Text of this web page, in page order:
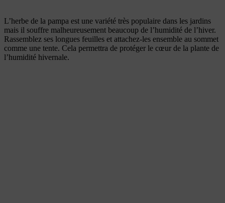
L’herbe de la pampa est une variété très populaire dans les jardins
mais il souffre malheureusement beaucoup de l’humidité de l’hiver.
Rassemblez ses longues feuilles et attachez-les ensemble au sommet
comme une tente. Cela permettra de protéger le cœur de la plante de
l’humidité hivernale.